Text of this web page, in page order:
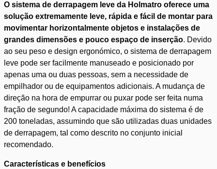
O sistema de derrapagem leve da Holmatro oferece uma
solução extremamente leve, rápida e fácil de montar para
movimentar horizontalmente objetos e instalações de
grandes dimensões e pouco espaço de inserção. Devido
ao seu peso e design ergonómico, o sistema de derrapagem
leve pode ser facilmente manuseado e posicionado por
apenas uma ou duas pessoas, sem a necessidade de
empilhador ou de equipamentos adicionais. A mudança de
direção na hora de empurrar ou puxar pode ser feita numa
fração de segundo! A capacidade máxima do sistema é de
200 toneladas, assumindo que são utilizadas duas unidades
de derrapagem, tal como descrito no conjunto inicial
recomendado.
Características e benefícios